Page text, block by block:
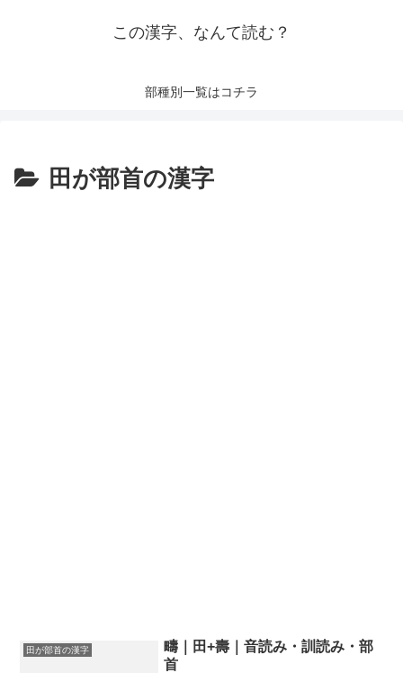
この漢字、なんて読む？
部種別一覧はコチラ
田が部首の漢字
田が部首の漢字
疇｜田+壽｜音読み・訓読み・部
首